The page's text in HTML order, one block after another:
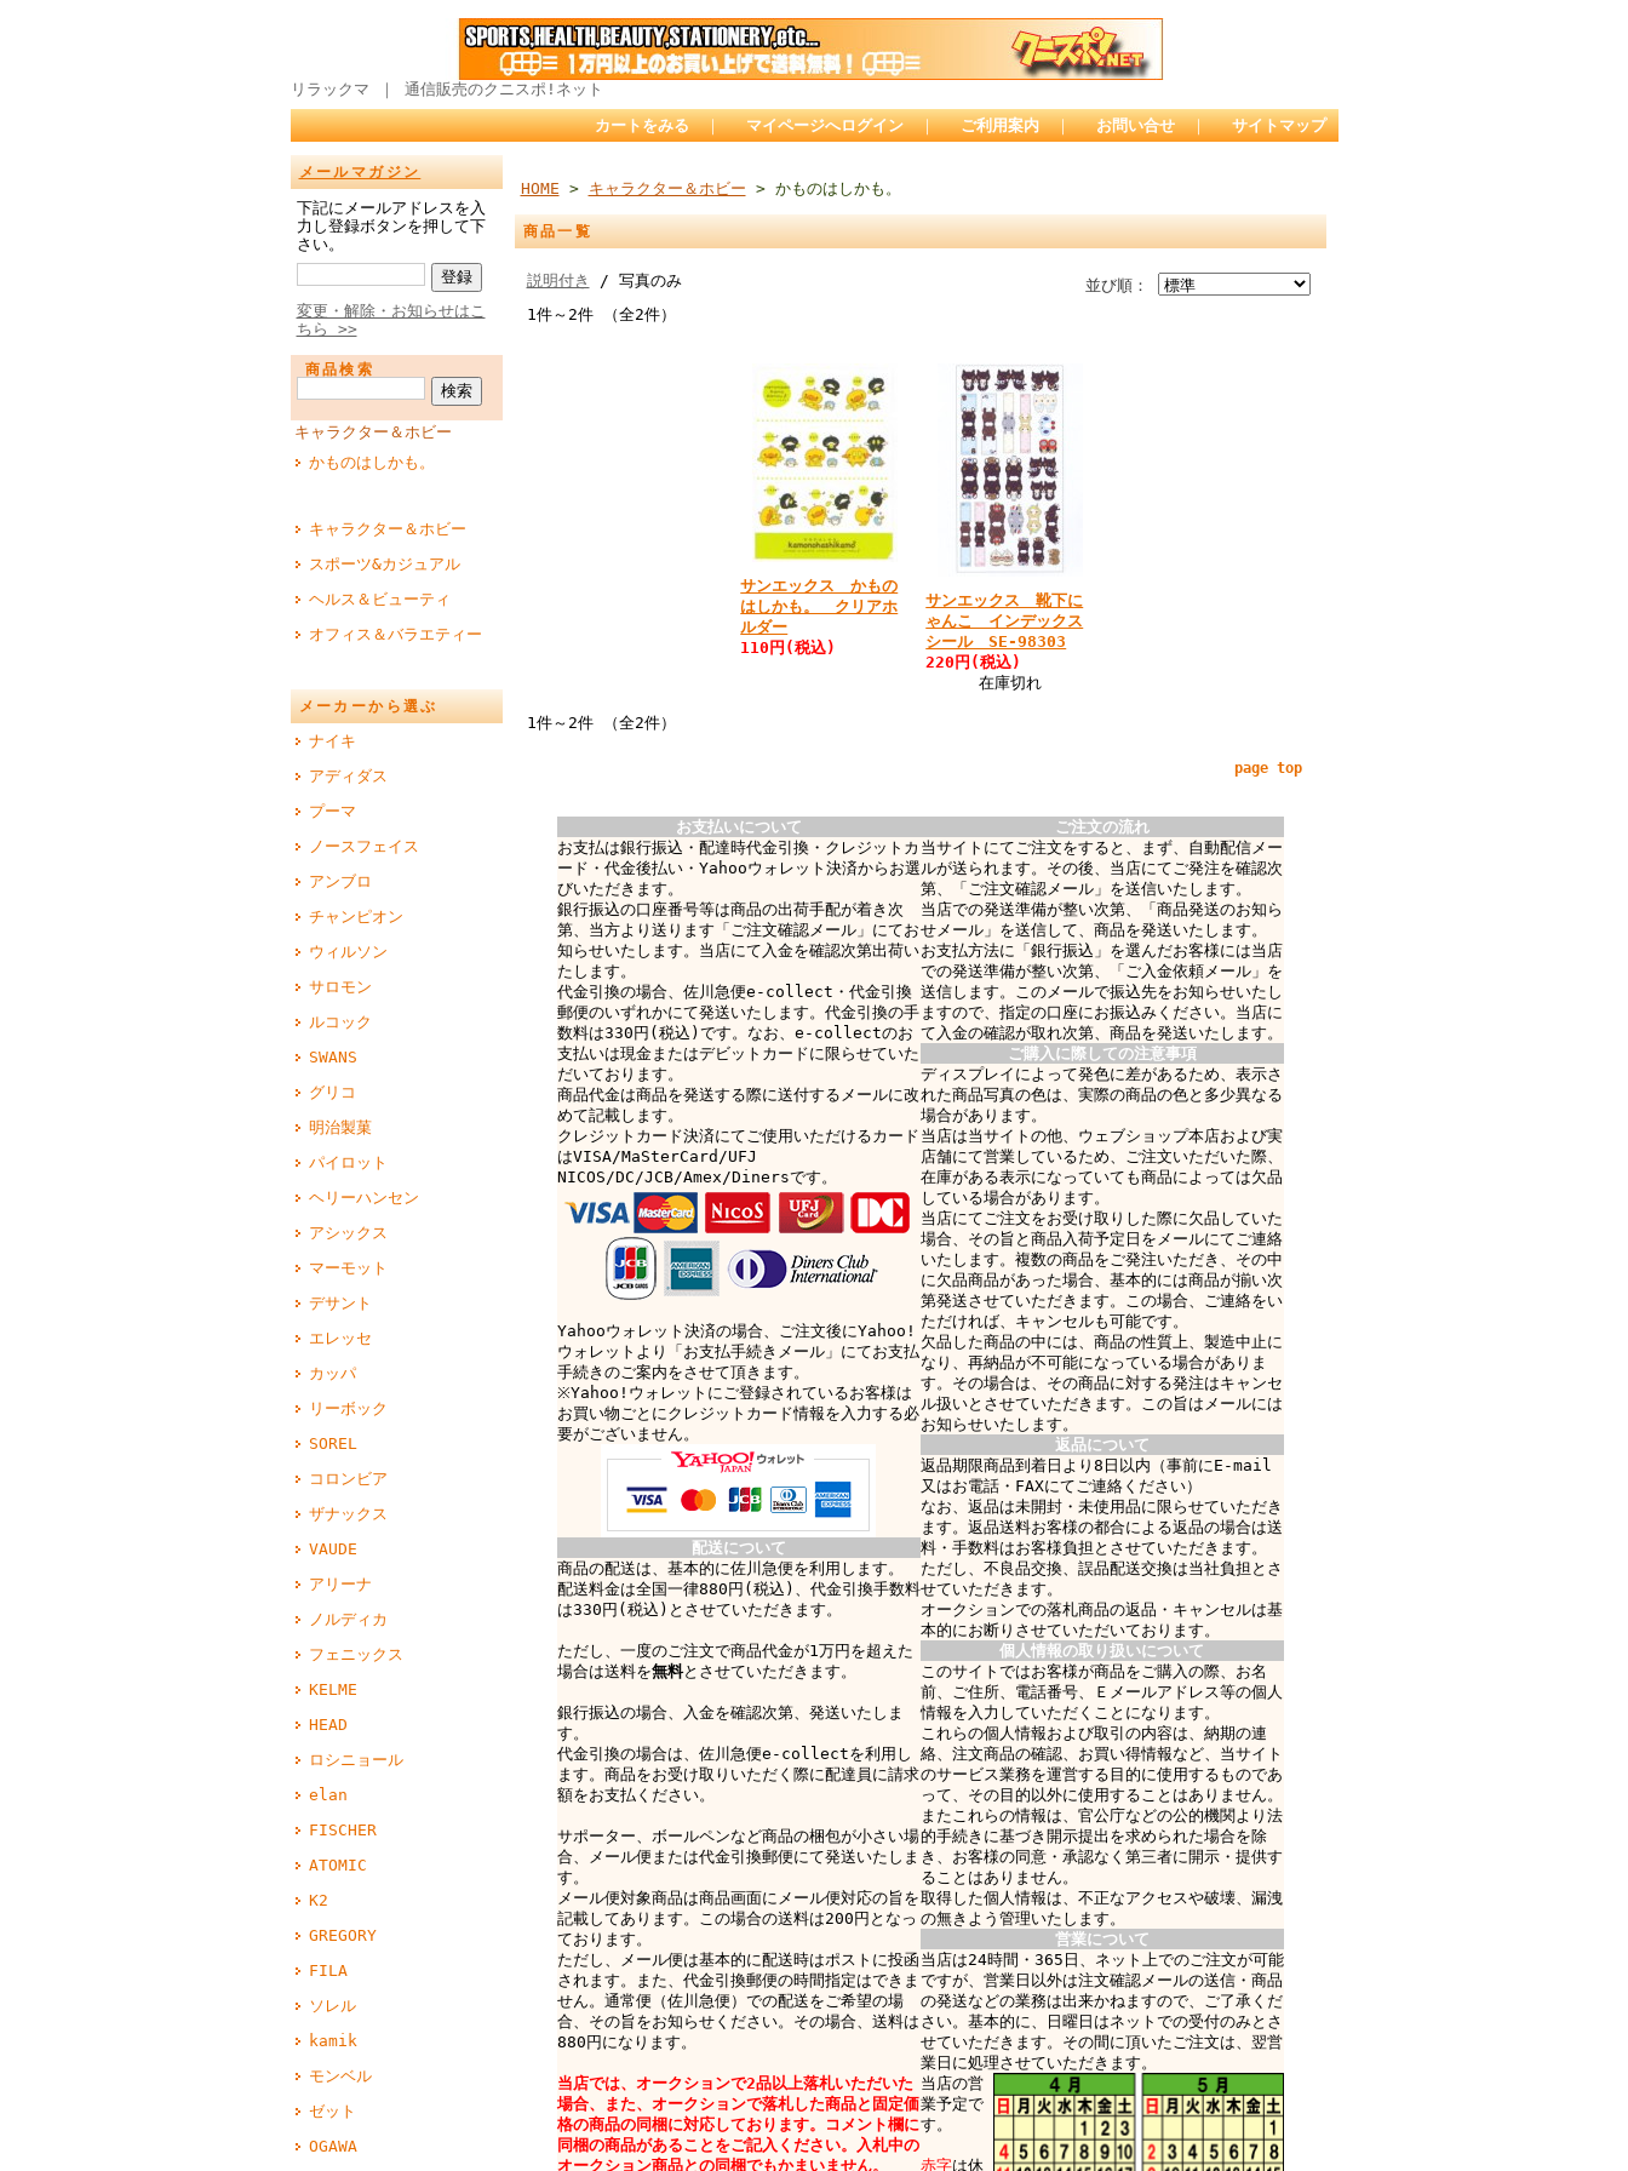
リラックマ ｜ 通信販売のクニスポ!ネット
カートをみる ｜ マイページへログイン ｜ ご利用案内 ｜ お問い合せ ｜ サイトマップ
メールマガジン
下記にメールアドレスを入
力し登録ボタンを押して下
さい。
変更・解除・お知らせはこ
ちら >>
商品検索
キャラクター＆ホビー
かものはしかも。
キャラクター＆ホビー
スポーツ&カジュアル
ヘルス＆ビューティ
オフィス＆バラエティー
メーカーから選ぶ
ナイキ
アディダス
プーマ
ノースフェイス
アンブロ
チャンピオン
ウィルソン
サロモン
ルコック
SWANS
グリコ
明治製菓
パイロット
ヘリーハンセン
アシックス
マーモット
デサント
エレッセ
カッパ
リーボック
SOREL
コロンビア
ザナックス
VAUDE
アリーナ
ノルディカ
フェニックス
KELME
HEAD
ロシニョール
elan
FISCHER
ATOMIC
K2
GREGORY
FILA
ソレル
kamik
モンベル
ゼット
OGAWA
HOME > キャラクター＆ホビー > かものはしかも。
商品一覧
並び順：
説明付き
/ 写真のみ
1件～2件 （全2件）
サンエックス かもの
はしかも。 クリアホ
ルダー
110円(税込)
サンエックス 靴下に
ゃんこ インデックス
シール SE-98303
220円(税込)
在庫切れ
1件～2件 （全2件）
page top
お支払いについて
お支払は銀行振込・配達時代金引換・クレジットカ
ード・代金後払い・Yahooウォレット決済からお選
びいただきます。
銀行振込の口座番号等は商品の出荷手配が着き次
第、当方より送ります「ご注文確認メール」にてお
知らせいたします。当店にて入金を確認次第出荷い
たします。
代金引換の場合、佐川急便e-collect・代金引換
郵便のいずれかにて発送いたします。代金引換の手
数料は330円(税込)です。なお、e-collectのお
支払いは現金またはデビットカードに限らせていた
だいております。
商品代金は商品を発送する際に送付するメールに改
めて記載します。
クレジットカード決済にてご使用いただけるカード
はVISA/MaSterCard/UFJ
NICOS/DC/JCB/Amex/Dinersです。
Yahooウォレット決済の場合、ご注文後にYahoo!
ウォレットより「お支払手続きメール」にてお支払
手続きのご案内をさせて頂きます。
※Yahoo!ウォレットにご登録されているお客様は
お買い物ごとにクレジットカード情報を入力する必
要がございません。
配送について
商品の配送は、基本的に佐川急便を利用します。
配送料金は全国一律880円(税込)、代金引換手数料
は330円(税込)とさせていただきます。
ただし、一度のご注文で商品代金が1万円を超えた
場合は送料を無料とさせていただきます。
銀行振込の場合、入金を確認次第、発送いたしま
す。
代金引換の場合は、佐川急便e-collectを利用し
ます。商品をお受け取りいただく際に配達員に請求
額をお支払ください。
サポーター、ボールペンなど商品の梱包が小さい場
合、メール便または代金引換郵便にて発送いたしま
す。
メール便対象商品は商品画面にメール便対応の旨を
記載してあります。この場合の送料は200円となっ
ております。
ただし、メール便は基本的に配送時はポストに投函
されます。また、代金引換郵便の時間指定はできま
せん。通常便（佐川急便）での配送をご希望の場
合、その旨をお知らせください。その場合、送料は
880円になります。
当店では、オークションで2品以上落札いただいた
場合、また、オークションで落札した商品と固定価
格の商品の同梱に対応しております。コメント欄に
同梱の商品があることをご記入ください。入札中の
オークション商品との同梱でもかまいません。
ご注文の流れ
当サイトにてご注文をすると、まず、自動配信メー
ルが送られます。その後、当店にてご発注を確認次
第、「ご注文確認メール」を送信いたします。
当店での発送準備が整い次第、「商品発送のお知ら
せメール」を送信して、商品を発送いたします。
お支払方法に「銀行振込」を選んだお客様には当店
での発送準備が整い次第、「ご入金依頼メール」を
送信します。このメールで振込先をお知らせいたし
ますので、指定の口座にお振込みください。当店に
て入金の確認が取れ次第、商品を発送いたします。
ご購入に際しての注意事項
ディスプレイによって発色に差があるため、表示さ
れた商品写真の色は、実際の商品の色と多少異なる
場合があります。
当店は当サイトの他、ウェブショップ本店および実
店舗にて営業しているため、ご注文いただいた際、
在庫がある表示になっていても商品によっては欠品
している場合があります。
当店にてご注文をお受け取りした際に欠品していた
場合、その旨と商品入荷予定日をメールにてご連絡
いたします。複数の商品をご発注いただき、その中
に欠品商品があった場合、基本的には商品が揃い次
第発送させていただきます。この場合、ご連絡をい
ただければ、キャンセルも可能です。
欠品した商品の中には、商品の性質上、製造中止に
なり、再納品が不可能になっている場合がありま
す。その場合は、その商品に対する発注はキャンセ
ル扱いとさせていただきます。この旨はメールには
お知らせいたします。
返品について
返品期限商品到着日より8日以内（事前にE-mail
又はお電話・FAXにてご連絡ください）
なお、返品は未開封・未使用品に限らせていただき
ます。返品送料お客様の都合による返品の場合は送
料・手数料はお客様負担とさせていただきます。
ただし、不良品交換、誤品配送交換は当社負担とさ
せていただきます。
オークションでの落札商品の返品・キャンセルは基
本的にお断りさせていただいております。
個人情報の取り扱いについて
このサイトではお客様が商品をご購入の際、お名
前、ご住所、電話番号、Ｅメールアドレス等の個人
情報を入力していただくことになります。
これらの個人情報および取引の内容は、納期の連
絡、注文商品の確認、お買い得情報など、当サイト
のサービス業務を運営する目的に使用するものであ
って、その目的以外に使用することはありません。
またこれらの情報は、官公庁などの公的機関より法
的手続きに基づき開示提出を求められた場合を除
き、お客様の同意・承認なく第三者に開示・提供す
ることはありません。
取得した個人情報は、不正なアクセスや破壊、漏洩
の無きよう管理いたします。
営業について
当店は24時間・365日、ネット上でのご注文が可能
ですが、営業日以外は注文確認メールの送信・商品
の発送などの業務は出来かねますので、ご了承くだ
さい。基本的に、日曜日はネットでの受付のみとさ
せていただきます。その間に頂いたご注文は、翌営
業日に処理させていただきます。
当店の営
業予定で
す。
赤字は休